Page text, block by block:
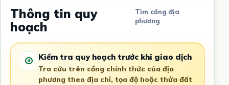
Thông tin quy
hoạch
Tìm cổng địa
phương
Kiểm tra quy hoạch trước khi giao dịch
Tra cứu trên cổng chính thức của địa
phương theo địa chỉ, tọa độ hoặc thửa đất